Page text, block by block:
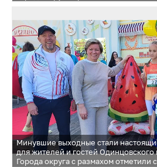
Минувшие выходные стали
для жителей и гостей Одинцовского
Города округа с размахом отметили